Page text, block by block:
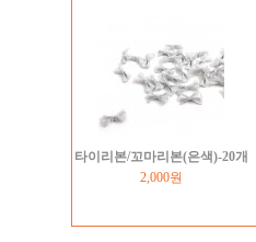
타이리본/꼬마리본(은색)-20개
2,000원